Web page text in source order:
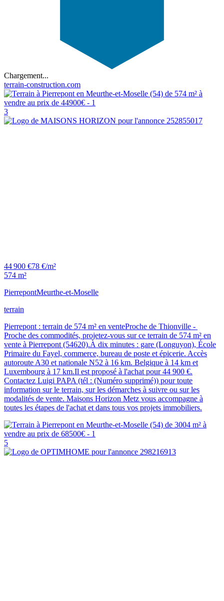
Chargement...
terrain-construction.com
3
44 900 €78 €/m²
574 m²
PierrepontMeurthe-et-Moselle
terrain
Pierrepont : terrain de 574 m² en venteProche de Thionville -
Proche des commodités, projetez-vous sur ce terrain de 574 m² en
vente à Pierrepont (54620).À dix minutes : gare (Longuyon), École
Primaire du Fayel, commerce, bureau de poste et épicerie. Accès
autoroute A30 et nationale N52 à 16 km. Belgique à 14 km et
Luxembourg à 17 km.Il est proposé à l'achat pour 44 900 €.
Contactez Luigi PAPA (tél : (Numéro supprimé)) pour toute
information sur le terrain, sur les démarches à suivre ou sur les
modalités de vente. Maisons Horizon Metz vous accompagne à
toutes les étapes de l'achat et dans tous vos projets immobiliers.
5